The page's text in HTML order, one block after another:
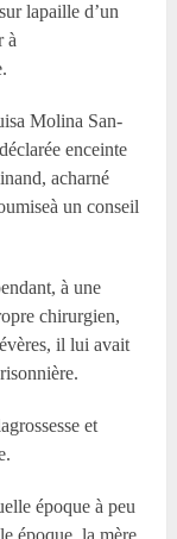
lapaille d’un
à
Molina San-
enceinte
acharné
un conseil
à une
chirurgien,
il lui avait
et
époque à peu